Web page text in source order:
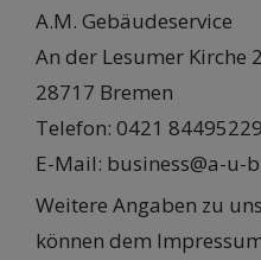
A.M. Gebäudeservice
An der Lesumer Kirche 2
28717 Bremen
Telefon: 0421 84495229
E-Mail: business@a-
Weitere Angaben zu
können dem